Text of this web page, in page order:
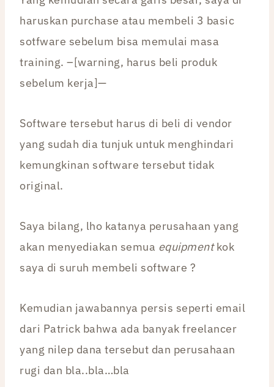
haruskan purchase atau membeli 3 basic
sotfware sebelum bisa memulai masa
training. –[warning, harus beli produk
sebelum kerja]—
Software tersebut harus di beli di vendor
yang sudah dia tunjuk untuk menghindari
kemungkinan software tersebut tidak
original.
Saya bilang, lho katanya perusahaan yang
akan menyediakan semua equipmentkok
saya di suruh membeli software ?
Kemudian jawabannya persis seperti email
dari Patrick bahwa ada banyak freelancer
yang nilep dana tersebut dan perusahaan
rugi dan bla..bla…bla